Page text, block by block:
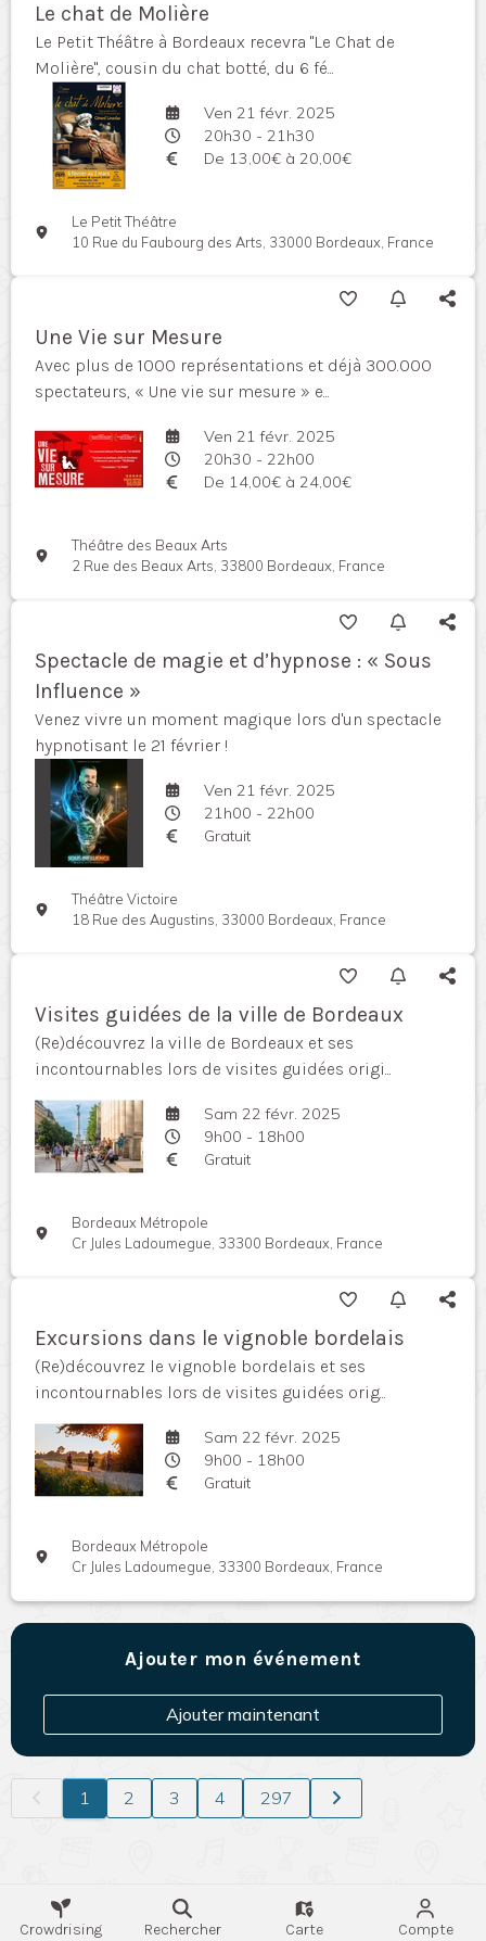
Le chat de Molière
Le Petit Théâtre à Bordeaux recevra "Le Chat de
Molière", cousin du chat botté, du 6 fé...
Ven 21 févr. 2025
20h30 - 21h30
De 13,00€ à 20,00€
Le Petit Théâtre
10 Rue du Faubourg des Arts, 33000 Bordeaux, France
Une Vie sur Mesure
Avec plus de 1000 représentations et déjà 300.000
spectateurs, « Une vie sur mesure » e...
Ven 21 févr. 2025
20h30 - 22h00
De 14,00€ à 24,00€
Théâtre des Beaux Arts
2 Rue des Beaux Arts, 33800 Bordeaux, France
Spectacle de magie et d’hypnose : « Sous
Influence »
Venez vivre un moment magique lors d'un spectacle
hypnotisant le 21 février !
Ven 21 févr. 2025
21h00 - 22h00
Gratuit
Théâtre Victoire
18 Rue des Augustins, 33000 Bordeaux, France
Visites guidées de la ville de Bordeaux
(Re)découvrez la ville de Bordeaux et ses
incontournables lors de visites guidées origi...
Sam 22 févr. 2025
9h00 - 18h00
Gratuit
Bordeaux Métropole
Cr Jules Ladoumegue, 33300 Bordeaux, France
Excursions dans le vignoble bordelais
(Re)découvrez le vignoble bordelais et ses
incontournables lors de visites guidées orig...
Sam 22 févr. 2025
9h00 - 18h00
Gratuit
Bordeaux Métropole
Cr Jules Ladoumegue, 33300 Bordeaux, France
Ajouter mon événement
Ajouter maintenant
1 2 3 4 297
Crowdrising Rechercher Carte Compte